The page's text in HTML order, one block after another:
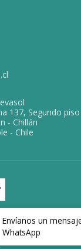
137, Segundo piso
- Chillán
- Chile
2026 Nevasol.
reservados.
Envíanos un
WhatsApp